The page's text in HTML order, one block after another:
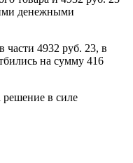
денежными
части 4932 руб. 23, в
на сумму 416
решение в силе